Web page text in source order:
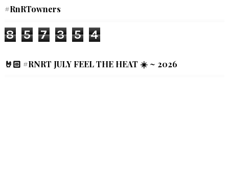
#RnRTowners
8 5 7 3 5 4
🤘🏻 #RNRT JULY FEEL THE HEAT ☀️ ~ 2026